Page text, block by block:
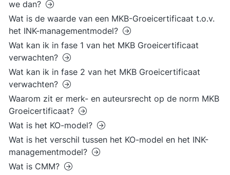
we dan?
Wat is de waarde van een MKB-Groeicertificaat t.o.v.
het INK-managementmodel?
Wat kan ik in fase 1 van het MKB Groeicertificaat
verwachten?
Wat kan ik in fase 2 van het MKB Groeicertificaat
verwachten?
Waarom zit er merk- en auteursrecht op de norm MKB
Groeicertificaat?
Wat is het KO-model?
Wat is het verschil tussen het KO-model en het INK-
managementmodel?
Wat is CMM?